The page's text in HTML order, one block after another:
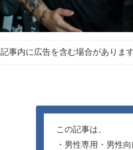
記事内に広告を含む場合がありま
この記事は、
・男性専用・男性